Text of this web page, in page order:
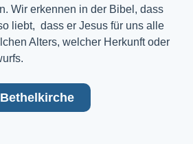
Wir erkennen in der Bibel, dass
liebt, dass er Jesus für uns alle
Alters, welcher Herkunft oder